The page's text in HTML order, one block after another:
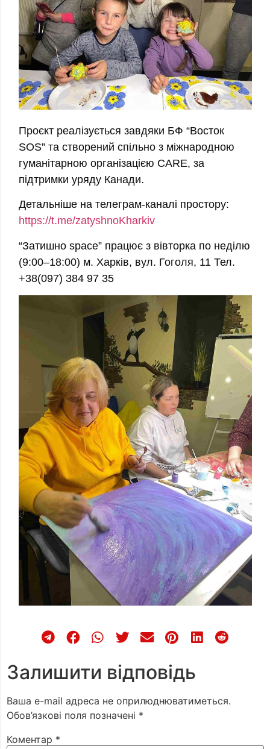
Проєкт реалізується завдяки БФ “Восток
SOS” та створений спільно з міжнародною
гуманітарною організацією CARE, за
підтримки уряду Канади.
Детальніше на телеграм-каналі простору:
https://t.me/zatyshnoKharkiv
“Затишно space” працює з вівторка по неділю
(9:00–18:00) м. Харків, вул. Гоголя, 11 Тел.
+38(097) 384 97 35
Залишити відповідь
Ваша e-mail адреса не оприлюднюватиметься.
Обов’язкові поля позначені *
Коментар *